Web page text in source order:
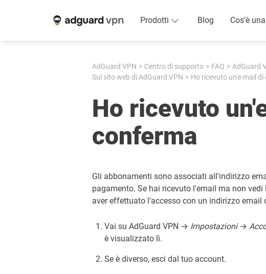
Prodotti Blog Cos’è
AdGuard VPN Centro di supporto FAQ AdGuard
Sul sito web di AdGuard VPN
Ho ricevuto un'e-mail di
Ho ricevuto
conferma
Gli abbonamenti sono associati all'indirizzo
pagamento. Se hai ricevuto l'email ma non
aver effettuato l'accesso con un indirizzo email
Vai su AdGuard VPN → Impostazioni→
è visualizzato lì.
Se è diverso, esci dal tuo account.